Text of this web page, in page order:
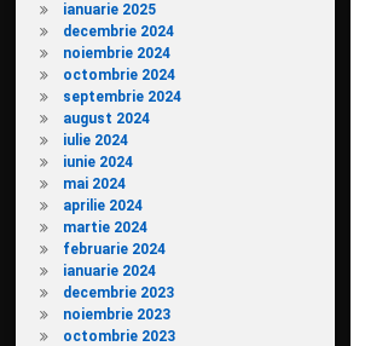
ianuarie 2025
decembrie 2024
noiembrie 2024
octombrie 2024
septembrie 2024
august 2024
iulie 2024
iunie 2024
mai 2024
aprilie 2024
martie 2024
februarie 2024
ianuarie 2024
decembrie 2023
noiembrie 2023
octombrie 2023